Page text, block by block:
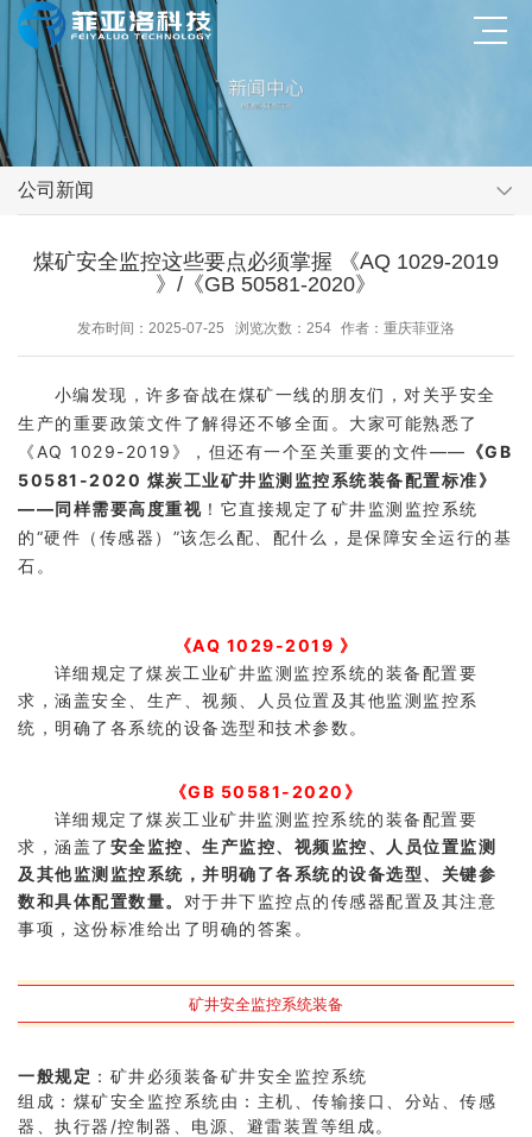
公司新闻
煤矿安全监控这些要点必须掌握 《AQ 1029-2019
》/《GB 50581-2020》
发布时间：2025-07-25 浏览次数：254 作者：重庆菲亚洛
小编发现，许多奋战在煤矿一线的朋友们，对关乎安全
生产的重要政策文件了解得还不够全面。大家可能熟悉了
《AQ 1029-2019》，但还有一个至关重要的文件—— 《GB
50581-2020 煤炭工业矿井监测监控系统装备配置标准》
——同样需要高度重视 ！它直接规定了矿井监测监控系统
的“硬件（传感器）”该怎么配、配什么，是保障安全运行的基
石。
《AQ 1029-2019 》
详细规定了煤炭工业矿井监测监控系统的装备配置要
求，涵盖安全、生产、视频、人员位置及其他监测监控系
统，明确了各系统的设备选型和技术参数。
《GB 50581-2020》
详细规定了煤炭工业矿井监测监控系统的装备配置要
求，涵盖了 安全监控、生产监控、视频监控、人员位置监测
及其他监测监控系统，并明确了各系统的设备选型、关键参
数和具体配置数量。 对于井下监控点的传感器配置及其注意
事项，这份标准给出了明确的答案。
矿井安全监控系统装备
一般规定 ： 矿井必须装备矿井安全监控系统
组成：煤矿安全监控系统由： 主机、传输接口、分站、传感
器、执行器/控制器、电源、避雷装置等组成。